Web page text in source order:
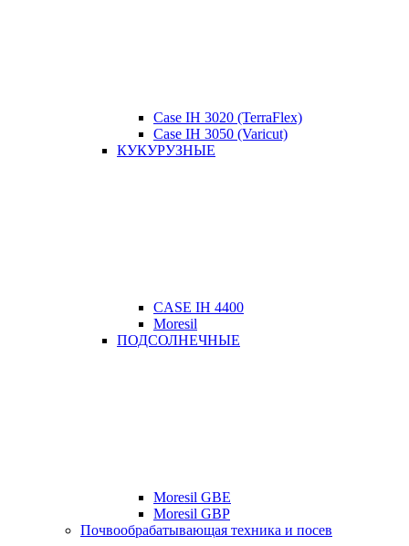
Case IH 3020 (TerraFlex)
Case IH 3050 (Varicut)
КУКУРУЗНЫЕ
CASE IH 4400
Moresil
ПОДСОЛНЕЧНЫЕ
Moresil GBE
Moresil GBP
Почвообрабатывающая техника и посев